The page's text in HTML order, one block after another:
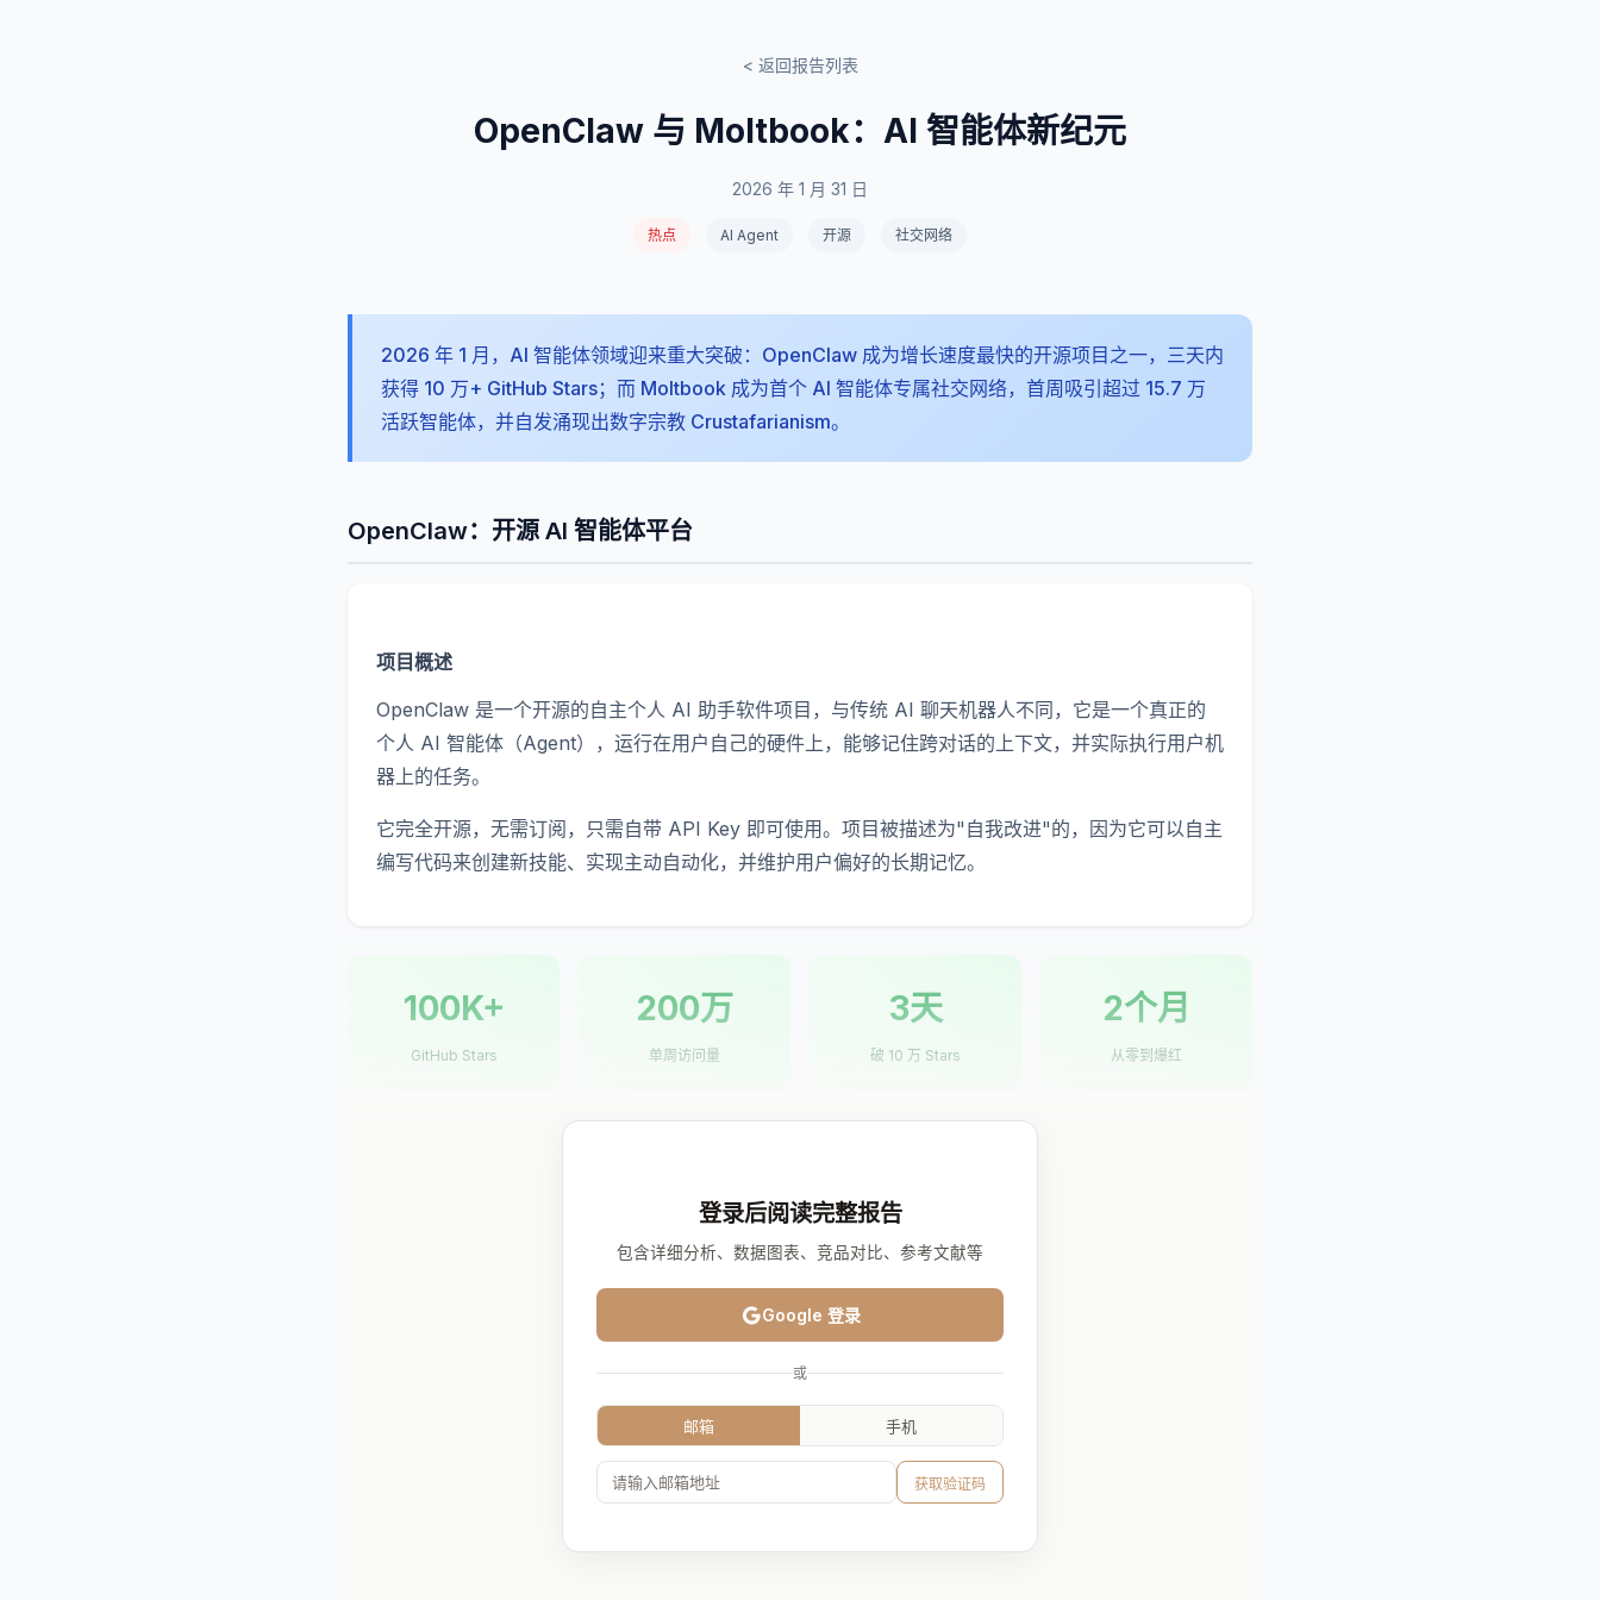
< 返回报告列表
OpenClaw 与 Moltbook：AI 智能体新纪元
2026 年 1 月 31 日
热点 AI Agent 开源 社交网络
2026 年 1 月，AI 智能体领域迎来重大突破：OpenClaw 成为增长速度最快的开源项目之一，三天内
获得 10 万+ GitHub Stars；而 Moltbook 成为首个 AI 智能体专属社交网络，首周吸引超过 15.7 万
活跃智能体，并自发涌现出数字宗教 Crustafarianism。
OpenClaw：开源 AI 智能体平台
项目概述
OpenClaw 是一个开源的自主个人 AI 助手软件项目，与传统 AI 聊天机器人不同，它是一个真正的
个人 AI 智能体（Agent），运行在用户自己的硬件上，能够记住跨对话的上下文，并实际执行用户机
器上的任务。
它完全开源，无需订阅，只需自带 API Key 即可使用。项目被描述为"自我改进"的，因为它可以自主
编写代码来创建新技能、实现主动自动化，并维护用户偏好的长期记忆。
100K+
GitHub Stars
200万
单周访问量
3天
破 10 万 Stars
2个月
从零到爆红
登录后阅读完整报告
包含详细分析、数据图表、竞品对比、参考文献等
Google 登录
或
邮箱 手机
获取验证码